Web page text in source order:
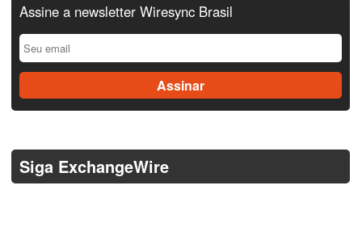
Assine a newsletter Wiresync Brasil
Siga ExchangeWire